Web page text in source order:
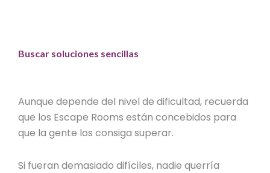
Buscar soluciones sencillas
Aunque depende del nivel de dificultad, recuerda
que los Escape Rooms están concebidos para
que la gente los consiga superar.
Si fueran demasiado difíciles, nadie querría